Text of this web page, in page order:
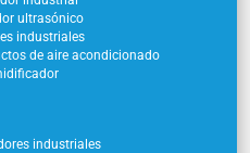
ultrasónico
industriales
de aire acondicionado
industriales